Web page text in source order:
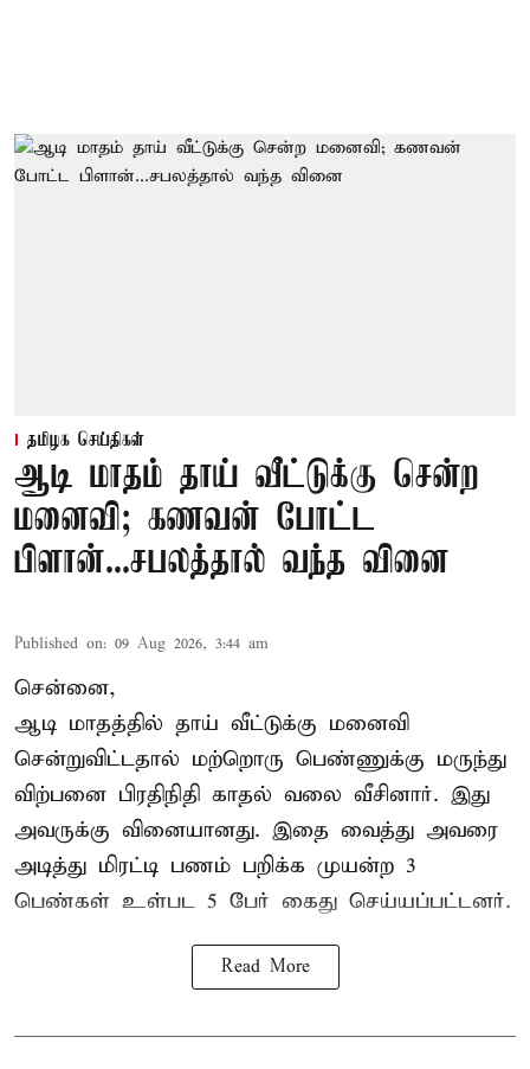
தமிழக செய்திகள்
ஆடி மாதம் தாய் வீட்டுக்கு சென்ற
மனைவி; கணவன் போட்ட
பிளான்...சபலத்தால் வந்த வினை
Published on: 09 Aug 2026, 3:44 am
சென்னை,
ஆடி மாதத்தில் தாய் வீட்டுக்கு மனைவி
சென்றுவிட்டதால் மற்றொரு பெண்ணுக்கு மருந்து
விற்பனை பிரதிநிதி காதல் வலை வீசினார். இது
அவருக்கு வினையானது. இதை வைத்து அவரை
அடித்து மிரட்டி பணம் பறிக்க முயன்ற 3
பெண்கள் உள்பட 5 பேர் கைது செய்யப்பட்டனர்.
Read More